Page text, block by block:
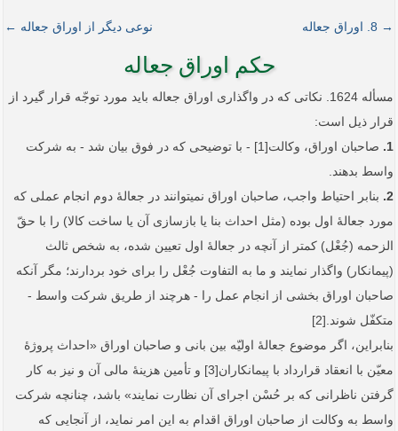
نوعی دیگر از اوراق جعاله ← → 8. اوراق جعاله
حکم اوراق جعاله
مسأله 1624. نکاتی که در واگذاری اوراق جعاله باید مورد توجّه قرار گیرد از
قرار ذیل است:
1.
صاحبان اوراق، وکالت[1] - با توضیحی که در فوق بیان شد - به شرکت
واسط بدهند.
2. بنابر احتیاط واجب، صاحبان اوراق نمی­توانند در جعالۀ دوم انجام عملی که
مورد جعالۀ اول بوده (مثل احداث بنا یا بازسازی آن یا ساخت کالا) را با حقّ
الزحمه (جُعْل) کمتر از آنچه در جعالۀ اول تعیین شده، به شخص ثالث
(پیمانکار) واگذار نمایند و ما به التفاوت جُعْل را برای خود بردارند؛ مگر آنکه
صاحبان اوراق بخشی از انجام عمل را - هرچند از طریق شرکت واسط -
متکفّل شوند.[2]
بنابراین، اگر موضوع جعالۀ اولیّه بین بانی و صاحبان اوراق «احداث پروژۀ
معیّن با انعقاد قرارداد با پیمانکاران[3] و تأمین هزینۀ مالی آن و نیز به کار
گرفتن ناظرانی که بر حُسْن اجرای آن نظارت نمایند» باشد، چنانچه شرکت
واسط به وکالت از صاحبان اوراق اقدام به این امر نماید، از آنجایی که